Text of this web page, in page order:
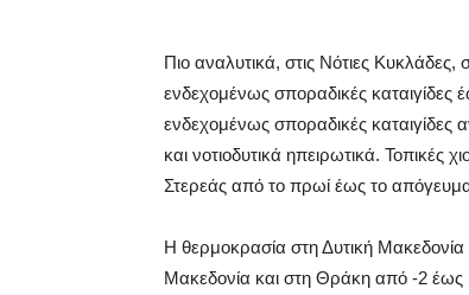
Πιο αναλυτικά, στις Νότιες
ενδεχομένως σποραδικές καταιγίδες
ενδεχομένως σποραδικές καταιγίδες
και νοτιοδυτικά ηπειρωτικά. Τοπικές
Στερεάς από το πρωί έως το
Η θερμοκρασία στη Δυτική
Μακεδονία και στη Θράκη από -2